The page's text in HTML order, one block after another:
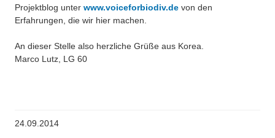
Projektblog unter www.voiceforbiodiv.de von den
Erfahrungen, die wir hier machen.
An dieser Stelle also herzliche Grüße aus Korea.
Marco Lutz, LG 60
24.09.2014